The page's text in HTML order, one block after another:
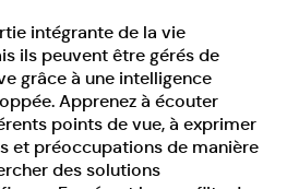
intégrante de la vie
ils peuvent être gérés de
grâce à une intelligence
Apprenez à écouter
points de vue, à exprimer
et préoccupations de manière
des solutions